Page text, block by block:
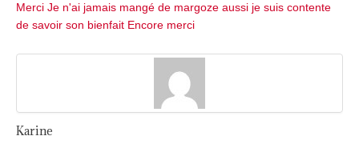
Merci Je n'ai jamais mangé de margoze aussi je suis contente
de savoir son bienfait Encore merci
Karine